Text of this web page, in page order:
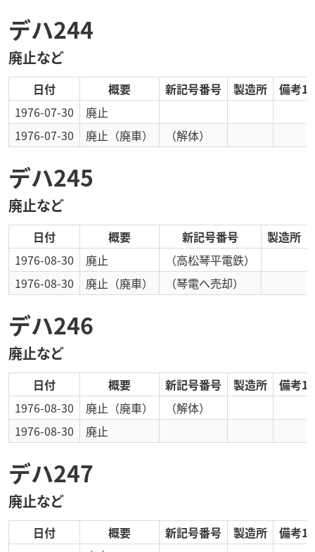
デハ244
廃止など
日付 概要 新記号番号 製造所
備考1
1976-07-30
廃止
1976-07-30
廃止 （廃車） （解体）
デハ245
廃止など
日付 概要 新記号番号 製造所
1976-08-30
廃止
（高松琴平電鉄）
1976-08-30
廃止 （廃車） （琴電へ売却）
デハ246
廃止など
日付 概要 新記号番号 製造所
備考1
1976-08-30
廃止 （廃車）
（解体）
1976-08-30
廃止
デハ247
廃止など
日付 概要 新記号番号 製造所
備考1